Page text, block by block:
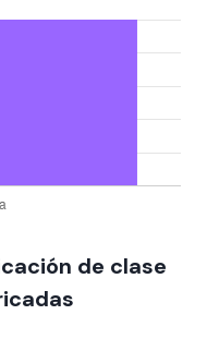
de clase